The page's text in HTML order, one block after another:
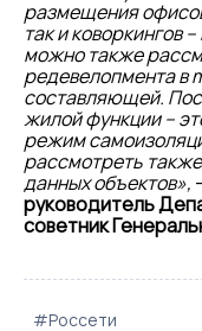
размещения
так и коворкингов
можно также
редевелопмента в
составляющей.
жилой функции –
режим
рассмотреть
данных объектов»,
руководитель
советник
#Россети